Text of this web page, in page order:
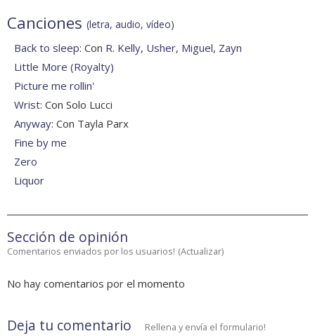
Canciones (letra, audio, vídeo)
Back to sleep: Con R. Kelly, Usher, Miguel, Zayn
Little More (Royalty)
Picture me rollin'
Wrist: Con Solo Lucci
Anyway: Con Tayla Parx
Fine by me
Zero
Liquor
Sección de opinión
Comentarios enviados por los usuarios! (Actualizar)
No hay comentarios por el momento
Deja tu comentario Rellena y envía el formulario!